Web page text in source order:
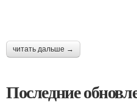
читать дальше →
Последние